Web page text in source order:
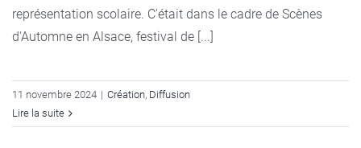
représentation scolaire. C'était dans le cadre de Scènes
d'Automne en Alsace, festival de [...]
11 novembre 2024 | Création, Diffusion
Lire la suite